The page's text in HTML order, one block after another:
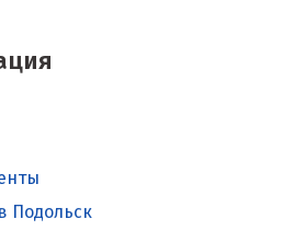
Подольск